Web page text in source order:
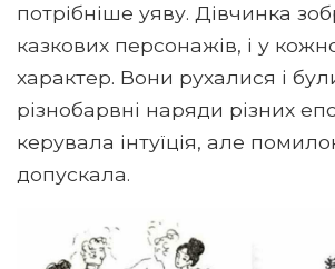
потрібніше уяву. Дівчинка
казкових персонажів, і у
характер. Вони рухалися і
різнобарвні наряди різних
керувала інтуїція, але
допускала.